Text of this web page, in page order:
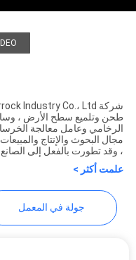
طحن وتلميع سطح الأرض ،
الرخامي وعامل معالجة
مجال البحوث والإنتاج
، وقد تطورت بالفعل إلى الصانع
علمت أكثر >
جولة في المعمل